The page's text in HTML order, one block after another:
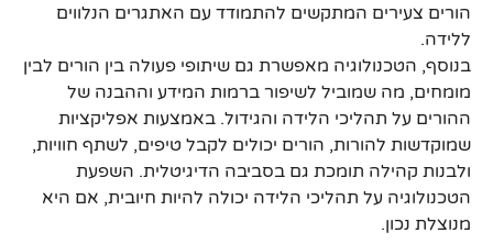
הורים צעירים המתקשים להתמודד עם האתגרים הנלווים
ללידה.
בנוסף, הטכנולוגיה מאפשרת גם שיתופי פעולה בין הורים לבין
מומחים, מה שמוביל לשיפור ברמות המידע וההבנה של
ההורים על תהליכי הלידה והגידול. באמצעות אפליקציות
שמוקדשות להורות, הורים יכולים לקבל טיפים, לשתף חוויות,
ולבנות קהילה תומכת גם בסביבה הדיגיטלית. השפעת
הטכנולוגיה על תהליכי הלידה יכולה להיות חיובית, אם היא
מנוצלת נכון.